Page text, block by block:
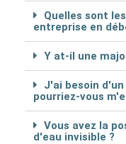
Quelles sont
entreprise en
Y at-il une
J'ai besoin
pourriez-vous
Vous avez la
d'eau invisible ?